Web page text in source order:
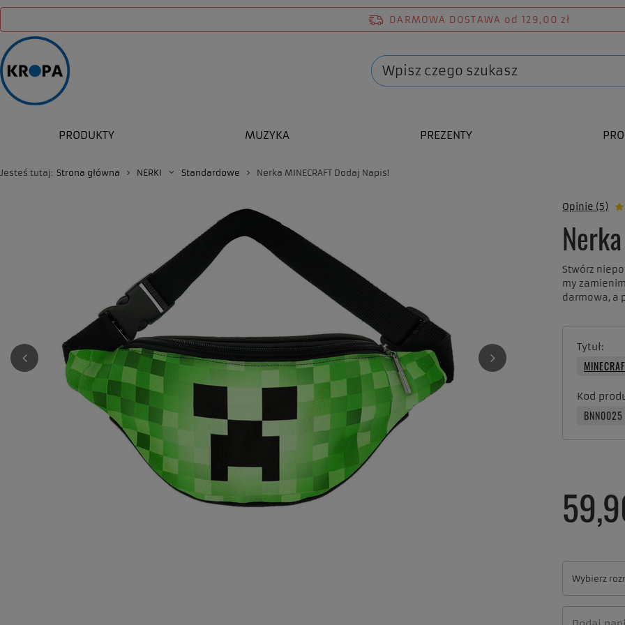
DARMOWA DOSTAWA od 129,00 zł
PRODUKTY MUZYKA PREZENTY
Jesteś tutaj: Strona główna NERKI Standardowe Nerka MINECRAFT Dodaj Napis!
Opinie (5)
Stwórz
my
darmowa, a
Tytuł
Kod
BNN0025
Wybierz
Wybierz